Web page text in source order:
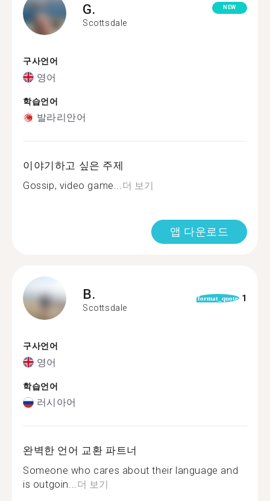
G.
Scottsdale
NEW
구사언어
영어
학습언어
발라리안어
이야기하고 싶은 주제
Gossip, video game...더 보기
앱 다운로드
B.
Scottsdale
format_quote 1
구사언어
영어
학습언어
러시아어
완벽한 언어 교환 파트너
Someone who cares about their language and
is outgoin...더 보기